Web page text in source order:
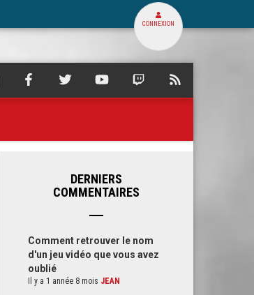
CONNEXION
SQUARE
SQUARE SQUARE SQUARE SQUARE
DERNIERS
COMMENTAIRES
Comment retrouver le nom
d'un jeu vidéo que vous avez
oublié
Il y a 1 année 8 mois JEAN